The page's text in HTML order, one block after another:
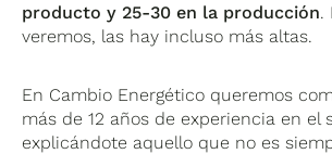
producto y 25-30 en la producción.
veremos, las hay incluso más altas.
En Cambio Energético queremos
más de 12 años de experiencia en el
explicándote aquello que no es